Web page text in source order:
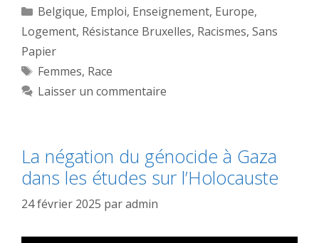
Catégories
Belgique, Emploi, Enseignement, Europe,
Logement, Résistance Bruxelles, Racismes, Sans
Papier
Étiquettes
Femmes, Race
Laisser un commentaire
La négation du génocide à Gaza
dans les études sur l’Holocauste
24 février 2025 paradmin